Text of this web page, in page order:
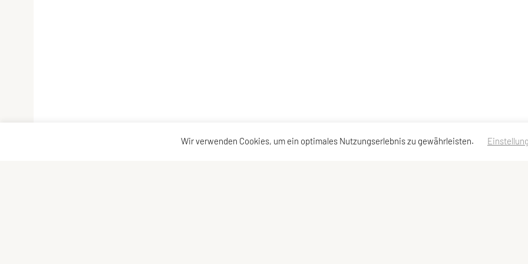
Wir verwenden Cookies, um ein optimales Nutzungserlebnis zu gewährleisten.